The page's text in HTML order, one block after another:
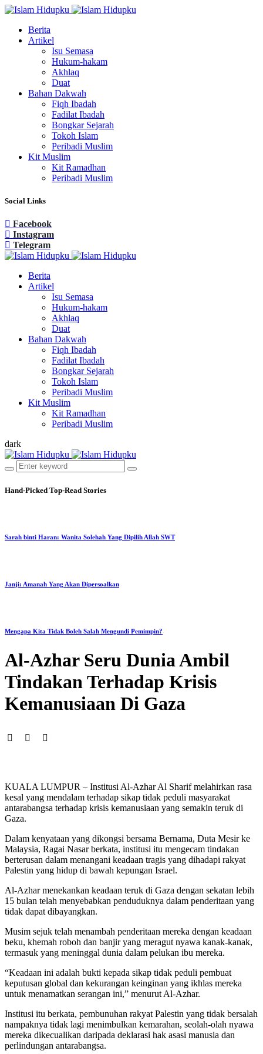
Berita
Artikel
Isu Semasa
Hukum-hakam
Akhlaq
Duat
Bahan Dakwah
Fiqh Ibadah
Fadilat Ibadah
Bongkar Sejarah
Tokoh Islam
Peribadi Muslim
Kit Muslim
Kit Ramadhan
Peribadi Muslim
Social Links
Facebook
Instagram
Telegram
Berita
Artikel
Isu Semasa
Hukum-hakam
Akhlaq
Duat
Bahan Dakwah
Fiqh Ibadah
Fadilat Ibadah
Bongkar Sejarah
Tokoh Islam
Peribadi Muslim
Kit Muslim
Kit Ramadhan
Peribadi Muslim
dark
Hand-Picked Top-Read Stories
Sarah binti Haran: Wanita Solehah Yang Dipilih Allah SWT
Janji: Amanah Yang Akan Dipersoalkan
Mengapa Kita Tidak Boleh Salah Mengundi Pemimpin?
Al-Azhar Seru Dunia Ambil
Tindakan Terhadap Krisis
Kemanusiaan Di Gaza
KUALA LUMPUR – Institusi Al-Azhar Al Sharif melahirkan rasa
kesal yang mendalam terhadap sikap tidak peduli masyarakat
antarabangsa terhadap krisis kemanusiaan yang semakin teruk di
Gaza.
Dalam kenyataan yang dikongsi bersama Bernama, Duta Mesir ke
Malaysia, Ragai Nasar berkata, institusi itu mengecam tindakan
berterusan dalam menangani keadaan tragis yang dihadapi rakyat
Palestin yang hidup di bawah kepungan Israel.
Al-Azhar menekankan keadaan teruk di Gaza dengan sekatan lebih
15 bulan telah menyebabkan penduduknya dalam penderitaan yang
tidak dapat dibayangkan.
Musim sejuk telah menambah penderitaan mereka dengan keadaan
beku, khemah roboh dan banjir yang meragut nyawa kanak-kanak,
termasuk yang meninggal dunia dalam pelukan ibu mereka.
“Keadaan ini adalah bukti kepada sikap tidak peduli pembuat
keputusan global dan kekurangan keinginan yang ikhlas mereka
untuk menamatkan serangan ini,” menurut Al-Azhar.
Institusi itu berkata, pembunuhan rakyat Palestin yang tidak bersalah
nampaknya tidak lagi menimbulkan kemarahan, seolah-olah nyawa
mereka dikecualikan daripada deklarasi hak asasi manusia dan
perlindungan antarabangsa.